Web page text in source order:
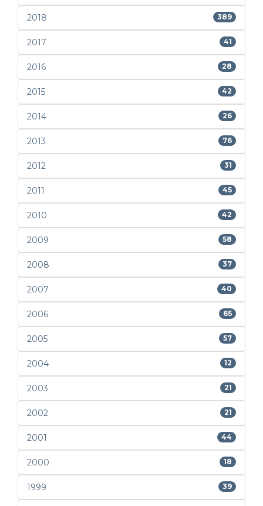
2018 389
2017 41
2016 28
2015 42
2014 26
2013 76
2012 31
2011 45
2010 42
2009 58
2008 37
2007 40
2006 65
2005 57
2004 12
2003 21
2002 21
2001 44
2000 18
1999 39